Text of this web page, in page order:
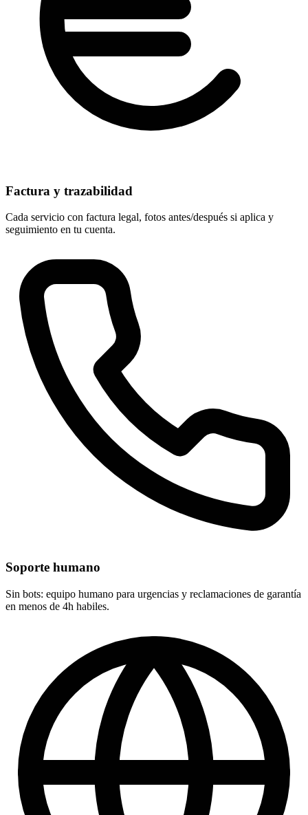
Factura y trazabilidad
Cada servicio con factura legal, fotos antes/después si aplica y
seguimiento en tu cuenta.
Soporte humano
Sin bots: equipo humano para urgencias y reclamaciones de garantía
en menos de 4h habiles.